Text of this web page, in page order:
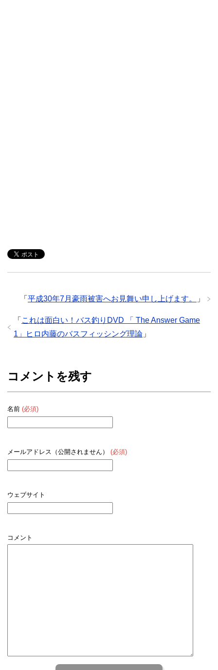
「 平成30年7月豪雨被害へお見舞い申し上げます。 」
「 これは面白い！バス釣りDVD 「 The Answer Game
1」ヒロ内藤のバスフィッシング理論 」
コメントを残す
名前 (必須)
メールアドレス（公開されません） (必須)
ウェブサイト
コメント